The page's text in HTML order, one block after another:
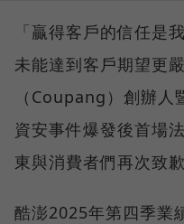
「贏得客戶的信任是
未能達到客戶期望更
（Coupang）創辦
資安事件爆發後首場
東與消費者們再次致歉
酷澎2025年第四季業